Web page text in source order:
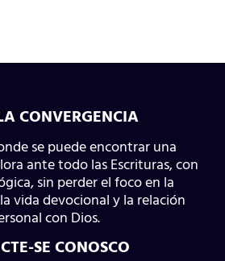
CONVERGENCIA
se puede encontrar una
ante todo las Escrituras, con
sin perder el foco en la
vida devocional y la relación
con Dios.
SE CONOSCO